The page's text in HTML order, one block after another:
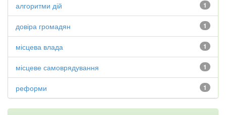
1
алгоритми дій
1
довіра громадян
1
місцева влада
1
місцеве самоврядування
1
реформи